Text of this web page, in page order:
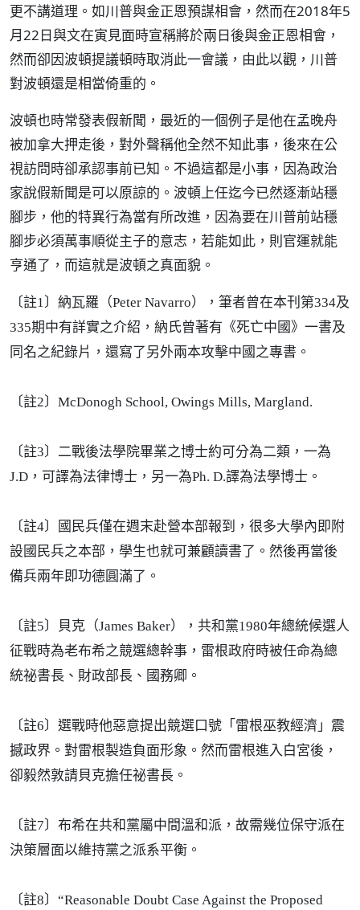
更不講道理。如川普與金正恩預謀相會，然而在2018年5
月22日與文在寅見面時宣稱將於兩日後與金正恩相會，
然而卻因波頓提議頓時取消此一會議，由此以觀，川普
對波頓還是相當倚重的。
波頓也時常發表假新聞，最近的一個例子是他在孟晚舟
被加拿大押走後，對外聲稱他全然不知此事，後來在公
視訪問時卻承認事前已知。不過這都是小事，因為政治
家說假新聞是可以原諒的。波頓上任迄今已然逐漸站穩
腳步，他的特異行為當有所改進，因為要在川普前站穩
腳步必須萬事順從主子的意志，若能如此，則官運就能
亨通了，而這就是波頓之真面貌。
〔註1〕納瓦羅（Peter Navarro），筆者曾在本刊第334及
335期中有詳實之介紹，納氏曾著有《死亡中國》一書及
同名之紀錄片，還寫了另外兩本攻擊中國之專書。
〔註2〕McDonogh School, Owings Mills, Margland.
〔註3〕二戰後法學院畢業之博士約可分為二類，一為
J.D，可譯為法律博士，另一為Ph. D.譯為法學博士。
〔註4〕國民兵僅在週末赴營本部報到，很多大學內即附
設國民兵之本部，學生也就可兼顧讀書了。然後再當後
備兵兩年即功德圓滿了。
〔註5〕貝克（James Baker），共和黨1980年總統候選人
征戰時為老布希之競選總幹事，雷根政府時被任命為總
統祕書長、財政部長、國務卿。
〔註6〕選戰時他惡意提出競選口號「雷根巫教經濟」震
撼政界。對雷根製造負面形象。然而雷根進入白宮後，
卻毅然敦請貝克擔任祕書長。
〔註7〕布希在共和黨屬中間溫和派，故需幾位保守派在
決策層面以維持黨之派系平衡。
〔註8〕“Reasonable Doubt Case Against the Proposed